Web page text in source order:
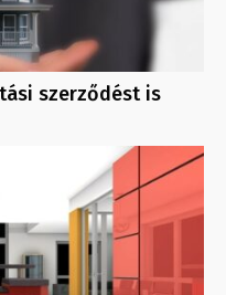
szerződést is